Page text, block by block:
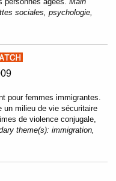
sociales, psychologie,
pour femmes immigrantes.
un milieu de vie sécuritaire
de violence conjugale,
theme(s): immigration,